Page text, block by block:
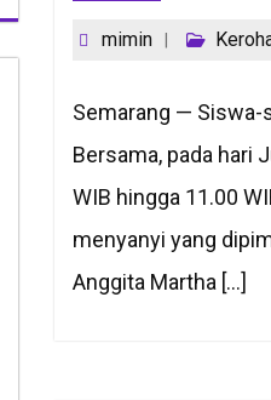
mimin
Semarang — Siswa-
Bersama, pada hari
WIB hingga 11.00
menyanyi yang
Anggita Martha […]